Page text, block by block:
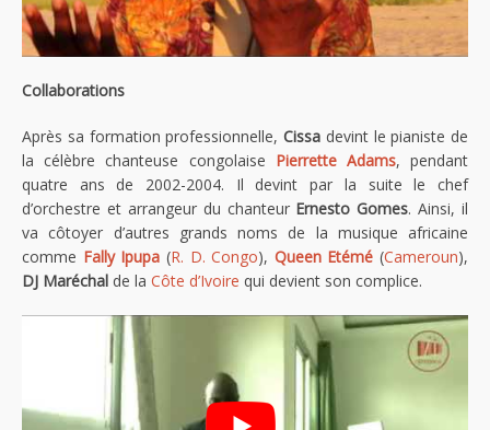
Collaborations
Après sa formation professionnelle, Cissa devint le pianiste de
la célèbre chanteuse congolaise Pierrette Adams, pendant
quatre ans de 2002-2004. Il devint par la suite le chef
d’orchestre et arrangeur du chanteur Ernesto Gomes. Ainsi, il
va côtoyer d’autres grands noms de la musique africaine
comme Fally Ipupa (R. D. Congo), Queen Etémé (Cameroun),
DJ Maréchal de la Côte d’Ivoire qui devient son complice.